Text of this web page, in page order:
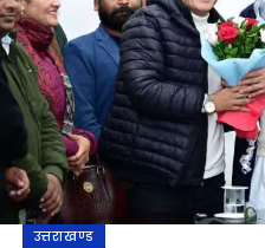
उत्तराखण्ड